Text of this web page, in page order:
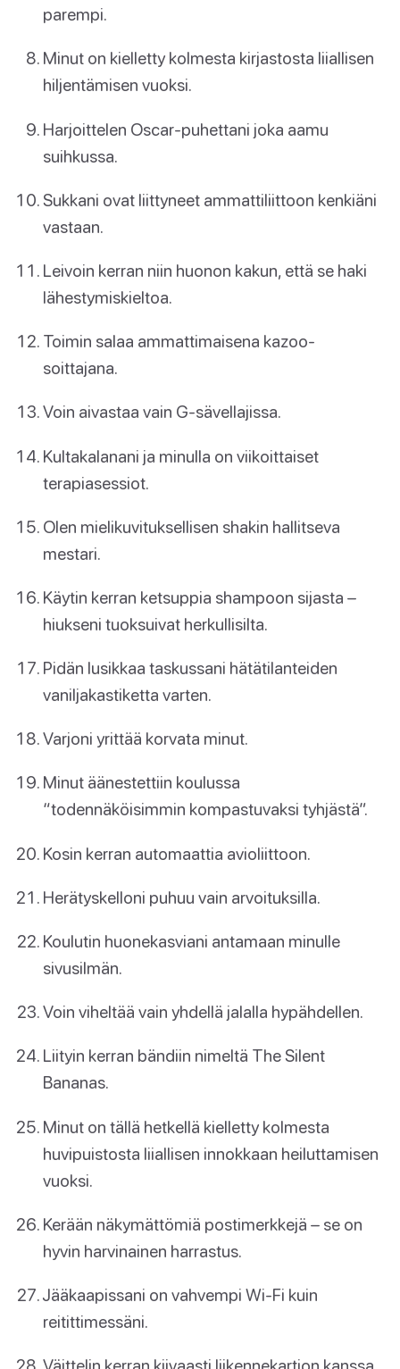
parempi.
Minut on kielletty kolmesta kirjastosta liiallisen
hiljentämisen vuoksi.
Harjoittelen Oscar-puhettani joka aamu
suihkussa.
Sukkani ovat liittyneet ammattiliittoon kenkiäni
vastaan.
Leivoin kerran niin huonon kakun, että se haki
lähestymiskieltoa.
Toimin salaa ammattimaisena kazoo-
soittajana.
Voin aivastaa vain G-sävellajissa.
Kultakalanani ja minulla on viikoittaiset
terapiasessiot.
Olen mielikuvituksellisen shakin hallitseva
mestari.
Käytin kerran ketsuppia shampoon sijasta –
hiukseni tuoksuivat herkullisilta.
Pidän lusikkaa taskussani hätätilanteiden
vaniljakastiketta varten.
Varjoni yrittää korvata minut.
Minut äänestettiin koulussa
“todennäköisimmin kompastuvaksi tyhjästä”.
Kosin kerran automaattia avioliittoon.
Herätyskelloni puhuu vain arvoituksilla.
Koulutin huonekasviani antamaan minulle
sivusilmän.
Voin viheltää vain yhdellä jalalla hypähdellen.
Liityin kerran bändiin nimeltä The Silent
Bananas.
Minut on tällä hetkellä kielletty kolmesta
huvipuistosta liiallisen innokkaan heiluttamisen
vuoksi.
Kerään näkymättömiä postimerkkejä – se on
hyvin harvinainen harrastus.
Jääkaapissani on vahvempi Wi-Fi kuin
reitittimessäni.